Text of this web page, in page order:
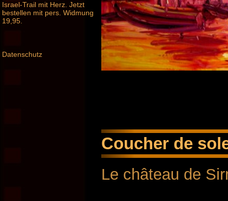
Israel-Trail mit Herz. Jetzt
bestellen mit pers. Widmung
19,95.
Datenschutz
Coucher de
Le château de